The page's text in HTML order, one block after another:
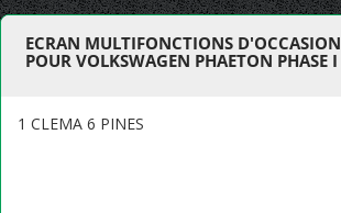
ECRAN MULTIFONCTIONS D'OCCASION
POUR VOLKSWAGEN PHAETON PHASE I
1 CLEMA 6 PINES